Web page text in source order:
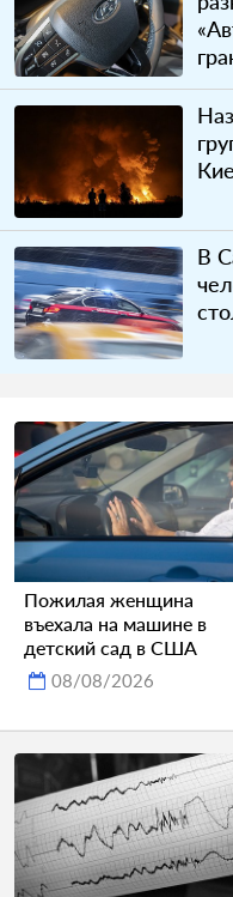
В
Пожилая женщина
въехала на машине в
детский сад в США
08/08/2026